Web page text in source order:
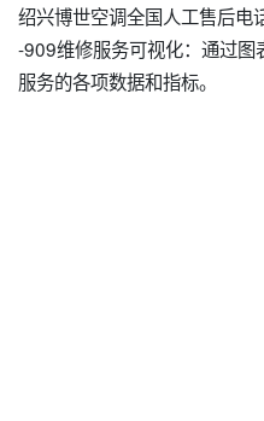
绍兴博世空调全国人工售后
-909维修服务可视化：通过
服务的各项数据和指标。